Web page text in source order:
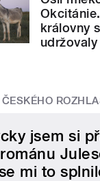
královny
jsem si
mi to